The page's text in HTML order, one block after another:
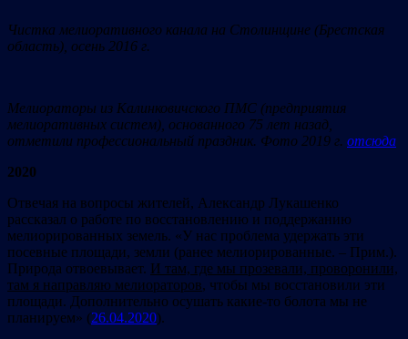
Чистка мелиоративного канала на Столинщине (Брестская
область), осень 2016 г.
Мелиораторы из Калинковичского ПМС (предприятия
мелиоративных систем), основанного 75 лет назад,
отметили профессиональный праздник. Фото 2019 г. отсюда
2020
Отвечая на вопросы жителей, Александр Лукашенко
рассказал о работе по восстановлению и поддержанию
мелиорированных земель. «У нас проблема удержать эти
посевные площади, земли (ранее мелиорированные. – Прим.).
Природа отвоевывает. И там, где мы прозевали, проворонили,
там я направляю мелиораторов, чтобы мы восстановили эти
площади. Дополнительно осушать какие-то болота мы не
планируем» (26.04.2020).